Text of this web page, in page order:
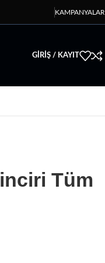
KAMPANYALAR
GIRIŞ / KAYIT
Tüm